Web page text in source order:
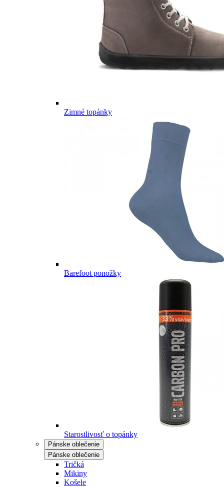
Zimné topánky
Barefoot ponožky
Starostlivosť o topánky
Pánske oblečenie
Pánske oblečenie
Tričká
Mikiny
Košele